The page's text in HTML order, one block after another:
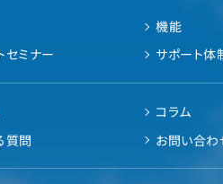
機能
セミナー
サポート体
コラム
質問
お問い合わ